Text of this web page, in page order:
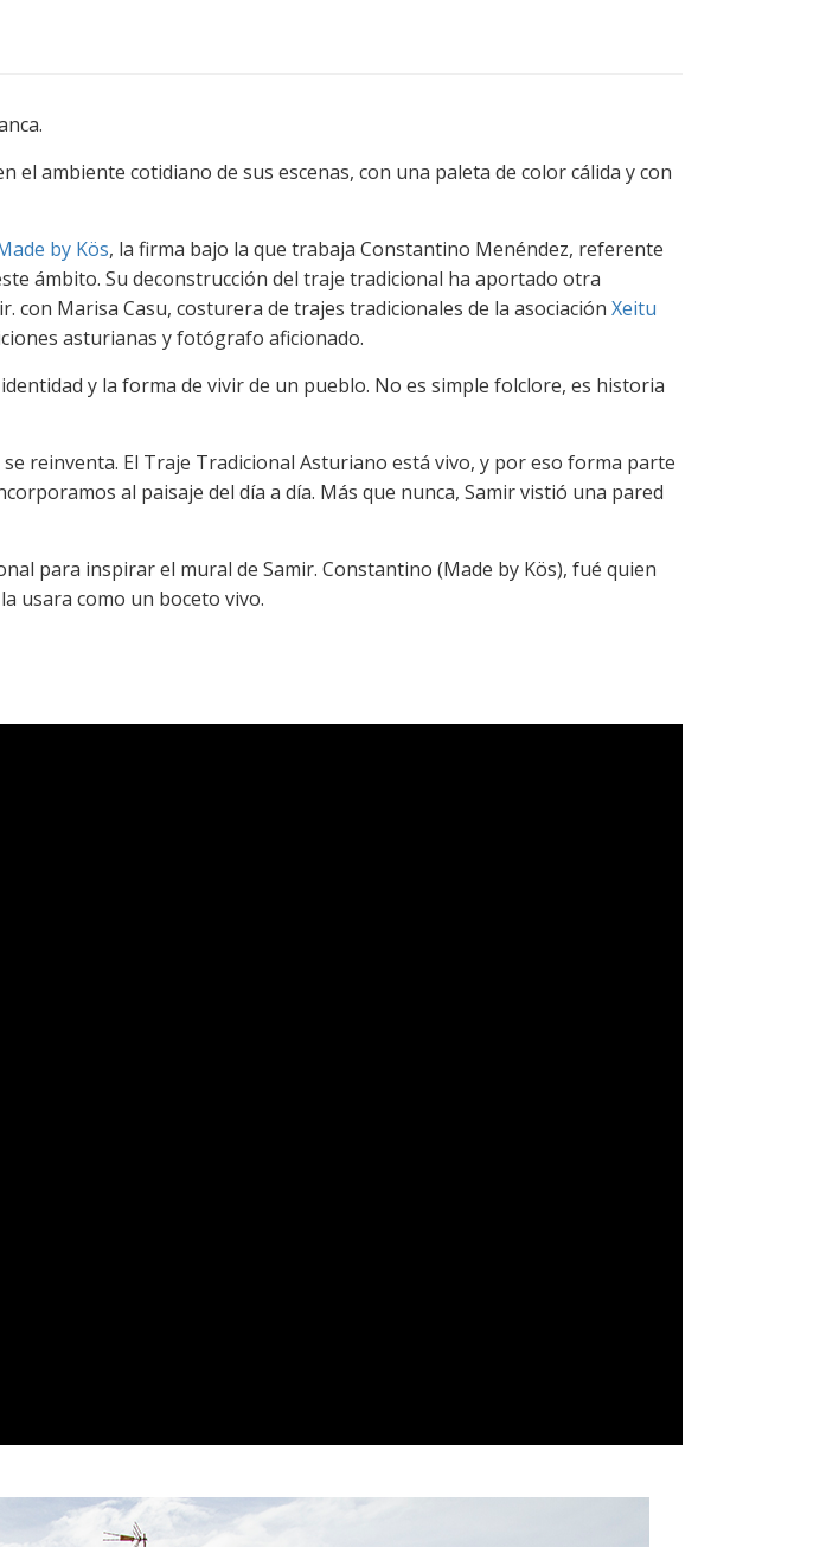
ambiente cotidiano de sus escenas, con una paleta de color cálida y con
by Kös, la firma bajo la que trabaja Constantino Menéndez, referente
ámbito. Su deconstrucción del traje tradicional ha aportado otra
Marisa Casu, costurera de trajes tradicionales de la asociación Xeitu
asturianas y fotógrafo aficionado.
y la forma de vivir de un pueblo. No es simple folclore, es historia
reinventa. El Traje Tradicional Asturiano está vivo, y por eso forma parte
al paisaje del día a día. Más que nunca, Samir vistió una pared
para inspirar el mural de Samir. Constantino (Made by Kös), fué quien
usara como un boceto vivo.